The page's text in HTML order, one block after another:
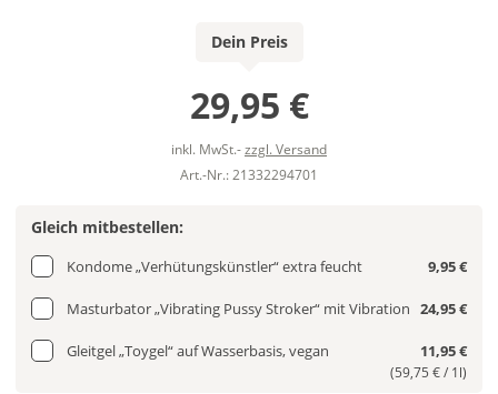
Dein Preis
29,95 €
inkl. MwSt.-zzgl. Versand
Art.-Nr.: 21332294701
Gleich mitbestellen:
Kondome „Verhütungskünstler“ extra feucht 9,95 €
Masturbator „Vibrating Pussy Stroker“ mit Vibration 24,95 €
Gleitgel „Toygel“ auf Wasserbasis, vegan 11,95 €
(59,75 € / 1l)